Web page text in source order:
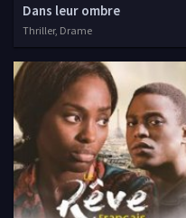
Dans leur ombre
Thriller, Drame